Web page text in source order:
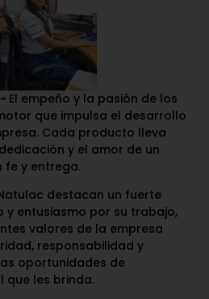
El empeño y la pasión de los
que impulsa el desarrollo
Cada producto lleva
y el amor de un
fe y entrega.
destacan un fuerte
y entusiasmo por su trabajo,
valores de la empresa
responsabilidad y
oportunidades de
que les brinda.